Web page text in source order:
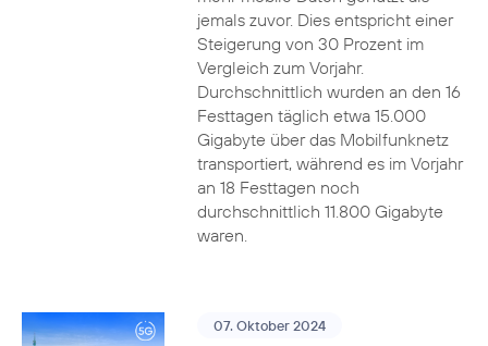
jemals zuvor. Dies entspricht einer
Steigerung von 30 Prozent im
Vergleich zum Vorjahr.
Durchschnittlich wurden an den 16
Festtagen täglich etwa 15.000
Gigabyte über das Mobilfunknetz
transportiert, während es im Vorjahr
an 18 Festtagen noch
durchschnittlich 11.800 Gigabyte
waren.
07. Oktober 2024